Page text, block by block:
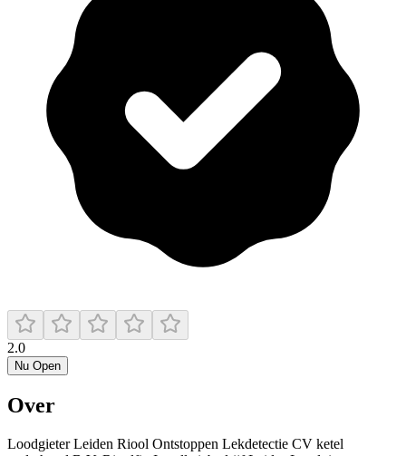
2.0
Nu Open
Over
Loodgieter Leiden Riool Ontstoppen Lekdetectie CV ketel